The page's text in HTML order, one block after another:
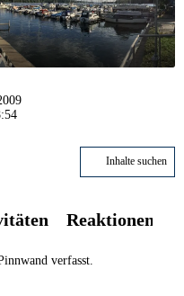
Inhalte suchen
Reaktionen
verfasst.